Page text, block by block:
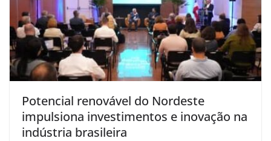
Potencial renovável do Nordeste
impulsiona investimentos e inovação na
indústria brasileira